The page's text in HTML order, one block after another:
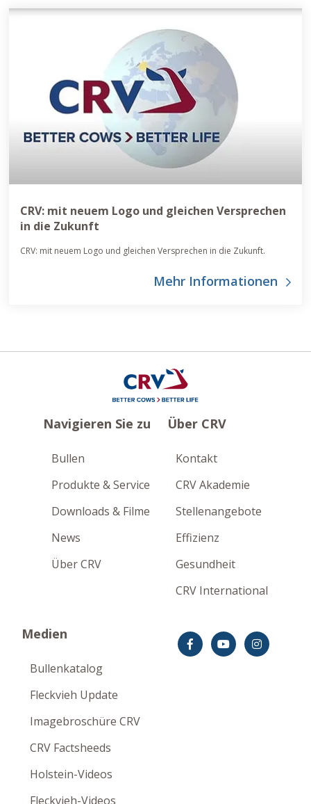
CRV: mit neuem Logo und gleichen Versprechen
in die Zukunft
CRV: mit neuem Logo und gleichen Versprechen in die Zukunft.
Mehr Informationen
Navigieren Sie zu
Bullen
Produkte & Service
Downloads & Filme
News
Über CRV
Über CRV
Kontakt
CRV Akademie
Stellenangebote
Effizienz
Gesundheit
CRV International
Medien
Bullenkatalog
Fleckvieh Update
Imagebroschüre CRV
CRV Factsheeds
Holstein-Videos
Fleckvieh-Videos